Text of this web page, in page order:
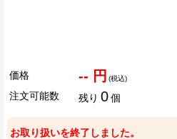
価格 -- 円 (税込)
注文可能数 残り 0個
お取り扱いを終了しました。